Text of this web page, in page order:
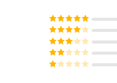
Evaluat la5
din 5
Evaluat la
4din 5
Evaluat
la3din
Eval